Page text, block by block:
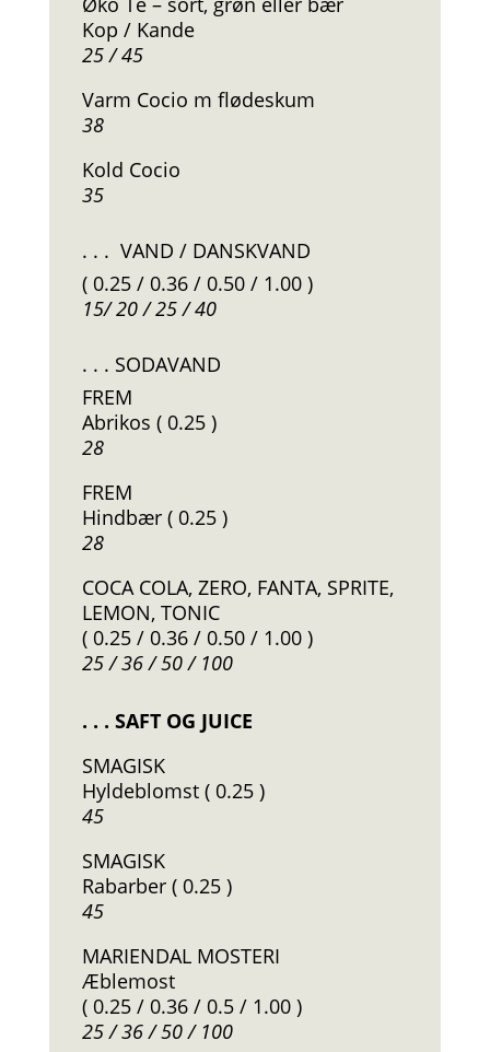
Kop / Kande
25 / 45
Varm Cocio m flødeskum
38
Kold Cocio
35
. . . VAND / DANSKVAND
( 0.25 / 0.36 / 0.50 / 1.00 )
15/ 20 / 25 / 40
. . . SODAVAND
FREM
Abrikos ( 0.25 )
28
FREM
Hindbær ( 0.25 )
28
COCA COLA, ZERO, FANTA, SPRITE,
LEMON, TONIC
( 0.25 / 0.36 / 0.50 / 1.00 )
25 / 36 / 50 / 100
. . . SAFT OG JUICE
SMAGISK
Hyldeblomst ( 0.25 )
45
SMAGISK
Rabarber ( 0.25 )
45
MARIENDAL MOSTERI
Æblemost
( 0.25 / 0.36 / 0.5 / 1.00 )
25 / 36 / 50 / 100